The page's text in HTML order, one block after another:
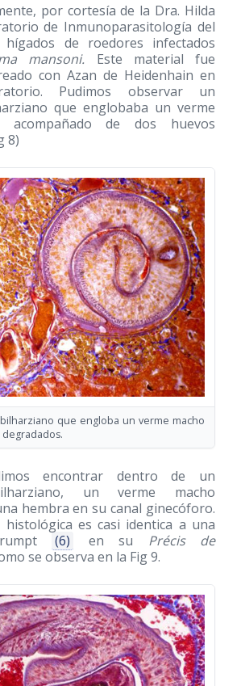
por cortesía de la Dra. Hilda
de Inmunoparasitología del
hígados de roedores infectados
mansoni. Este material fue
con Azan de Heidenhain en
Pudimos observar un
que englobaba un verme
acompañado de dos huevos
8)
bilharziano que engloba un verme macho
encontrar dentro de un
un verme macho
hembra en su canal ginecóforo.
histológica es casi identica a una
(6) en su Précis de
se observa en la Fig 9.